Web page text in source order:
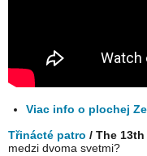
Viac info o plochej
Třinácté patro / The
medzi dvoma svetmi?